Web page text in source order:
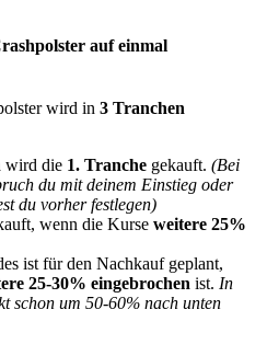
auf einmal
wird in 3 Tranchen
wird die 1. Tranche gekauft. (Bei
du mit deinem Einstieg oder
du vorher festlegen)
wenn die Kurse weitere 25%
ist für den Nachkauf geplant,
25-30% eingebrochen ist. In
schon um 50-60% nach unten